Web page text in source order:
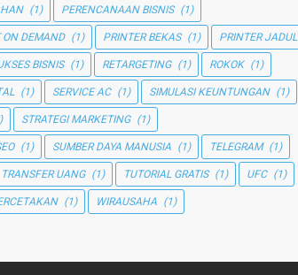
(1) PERENCANAAN BISNIS (1)
ON DEMAND (1) PRINTER BEKAS (1) PRINTER JADUL
BISNIS (1) RETARGETING (1) ROKOK (1)
(1) SERVICE AC (1) SIMULASI KEUNTUNGAN (1)
STRATEGI MARKETING (1)
(1) SUMBER DAYA MANUSIA (1) TELEGRAM (1)
TRANSFER UANG (1) TUTORIAL GRATIS (1) UFC (1)
(1) WIRAUSAHA (1)